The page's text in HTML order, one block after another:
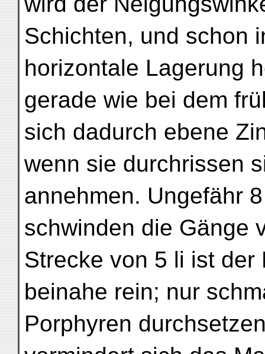
Schichten, und schon
horizontale Lagerung
gerade wie bei dem
sich dadurch ebene
wenn sie durchrissen
annehmen. Ungefähr
schwinden die Gänge
Strecke von 5 li ist der
beinahe rein; nur
Porphyren